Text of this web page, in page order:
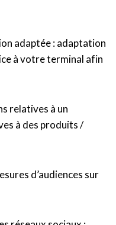
adaptée : adaptation
à votre terminal afin
relatives à un
à des produits /
d’audiences sur